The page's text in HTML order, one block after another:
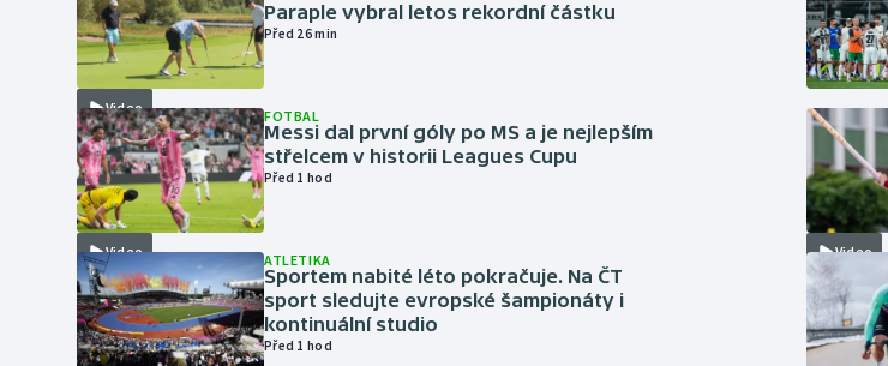
Video
Paraple vybral letos rekordní částku
Před 26 min
Video
FOTBAL
Messi dal první góly po MS a je nejlepším
střelcem v historii Leagues Cupu
Před 1 hod
ATLETIKA
Sportem nabité léto pokračuje. Na ČT
sport sledujte evropské šampionáty i
kontinuální studio
Před 1 hod
Video